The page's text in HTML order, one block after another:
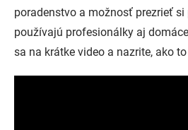
poradenstvo a možnosť prezrieť si
používajú profesionálky aj
sa na krátke video a nazrite, ako